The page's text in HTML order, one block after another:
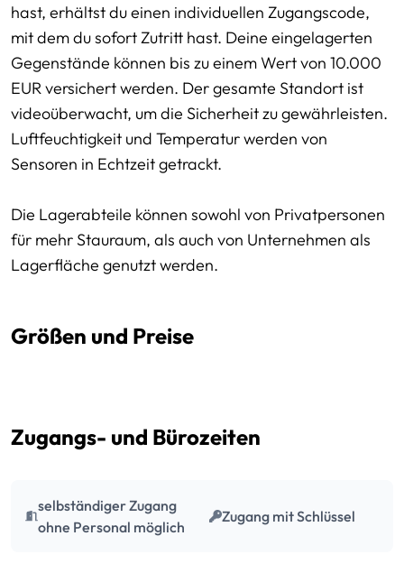
hast, erhältst du einen individuellen Zugangscode,
mit dem du sofort Zutritt hast. Deine eingelagerten
Gegenstände können bis zu einem Wert von 10.000
EUR versichert werden. Der gesamte Standort ist
videoüberwacht, um die Sicherheit zu gewährleisten.
Luftfeuchtigkeit und Temperatur werden von
Sensoren in Echtzeit getrackt.
Die Lagerabteile können sowohl von Privatpersonen
für mehr Stauraum, als auch von Unternehmen als
Lagerfläche genutzt werden.
Größen und Preise
Zugangs- und Bürozeiten
selbständiger Zugang
ohne Personal möglich
Zugang mit Schlüssel